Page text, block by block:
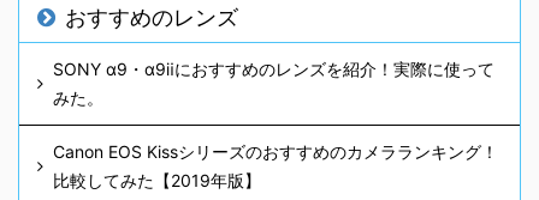
おすすめのレンズ
SONY α9・α9ⅱにおすすめのレンズを紹介！実際に使って
みた。
Canon EOS Kissシリーズのおすすめのカメラランキング！
比較してみた【2019年版】